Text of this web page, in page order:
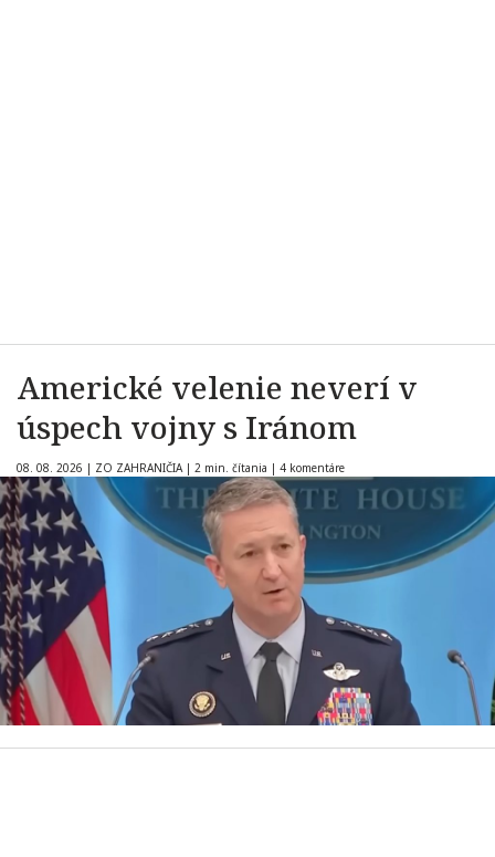
Americké velenie neverí v
úspech vojny s Iránom
08. 08. 2026 | ZO ZAHRANIČIA | 2 min. čítania | 4 komentáre